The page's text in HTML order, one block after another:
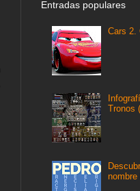
Entradas populares
Cars 2.
Tronos
nombre